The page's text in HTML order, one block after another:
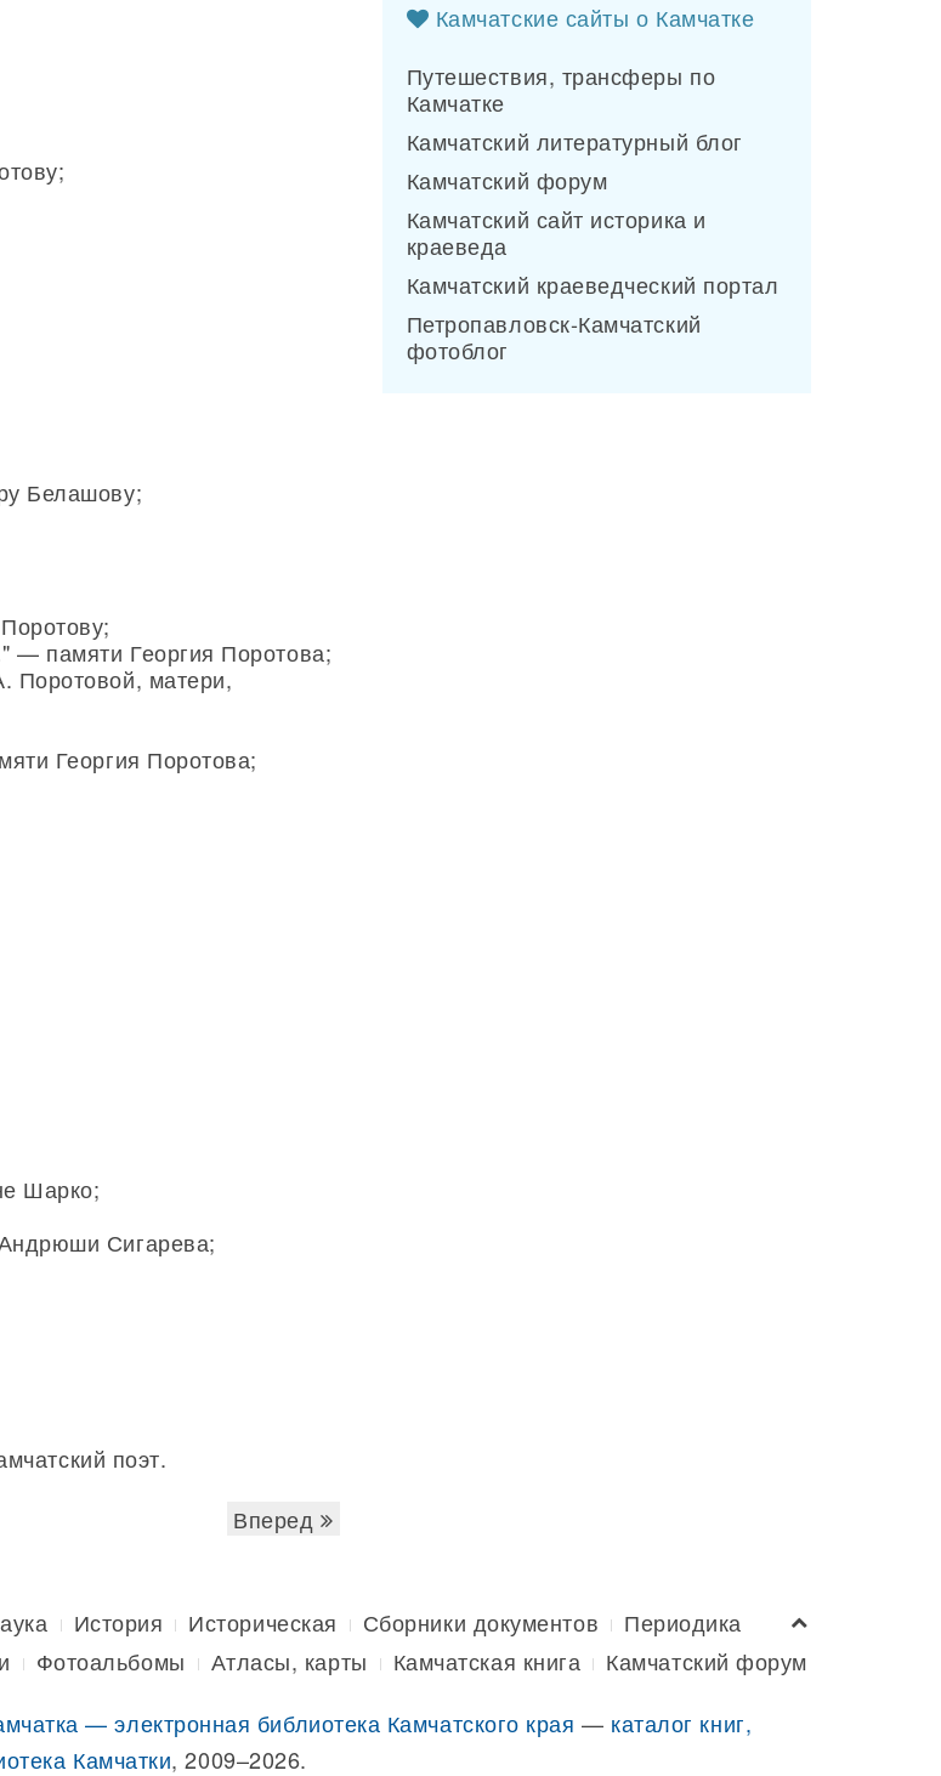
Белашову;
памяти Георгия Поротова;
матери,
Георгия Поротова;
Шарко;
Сигарева;
поэт.
Вперед
Камчатские сайты о Камчатке
Путешествия, трансферы по
Камчатке
Камчатский литературный блог
Камчатский форум
Камчатский сайт историка и
краеведа
Камчатский краеведческий портал
Петропавловск-Камчатский
фотоблог
История Историческая Сборники документов
Периодика
Фотоальбомы Атласы, карты Камчатская книга
Камчатский форум
— электронная библиотека Камчатского края — каталог книг,
Камчатки, 2009–2026.